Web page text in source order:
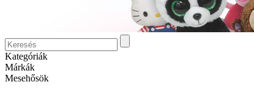
Kategóriák
Márkák
Mesehősök